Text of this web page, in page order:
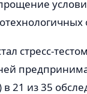
стресс-
21 из 35